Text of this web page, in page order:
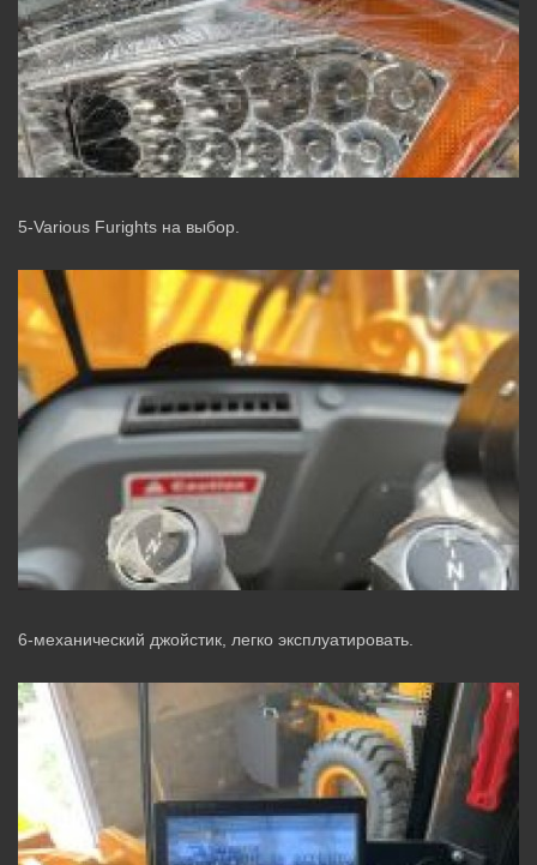
5-Various Furights на выбор.
6-механический джойстик, легко эксплуатировать.